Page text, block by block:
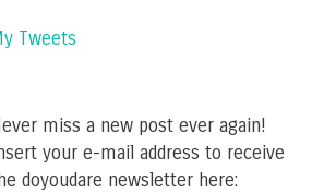
Tweets
miss a new post ever again!
your e-mail address to receive
doyoudare newsletter here: